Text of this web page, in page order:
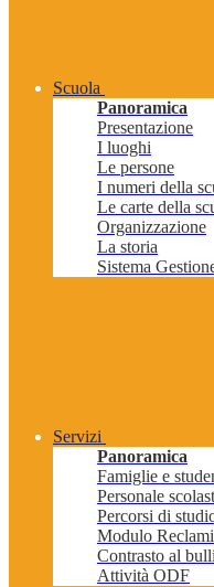
Scuola
Panoramica
Presentazione
I luoghi
Le persone
I numeri della
Le carte della
Organizzazione
La storia
Sistema
Servizi
Panoramica
Famiglie e
Personale
Percorsi di
Modulo Reclami
Contrasto al
Attività ODF